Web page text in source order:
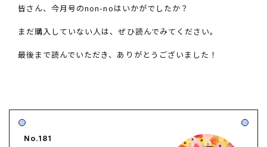
皆さん、今月号のnon-noはいかがでしたか？
まだ購入していない人は、ぜひ読んでみてください。
最後まで読んでいただき、ありがとうございました！
No.181